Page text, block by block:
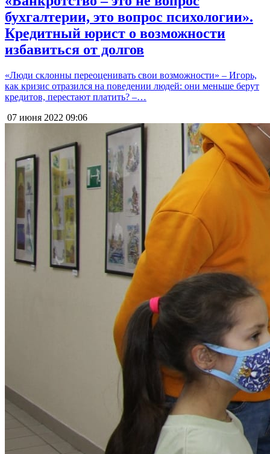
бухгалтерии, это вопрос психологии».
Кредитный юрист о возможности
избавиться от долгов
«Люди склонны переоценивать свои возможности» – Игорь,
как кризис отразился на поведении людей: они меньше берут
кредитов, перестают платить? –…
07 июня 2022 09:06